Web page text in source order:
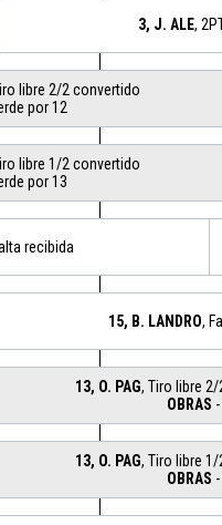
3, J. ALE,
libre 2/2 convertido
por 12
libre 1/2 convertido
por 13
recibida
15, B. LANDRO,
13, O. PAG, Tiro libre
OBRAS
13, O. PAG, Tiro libre
OBRAS